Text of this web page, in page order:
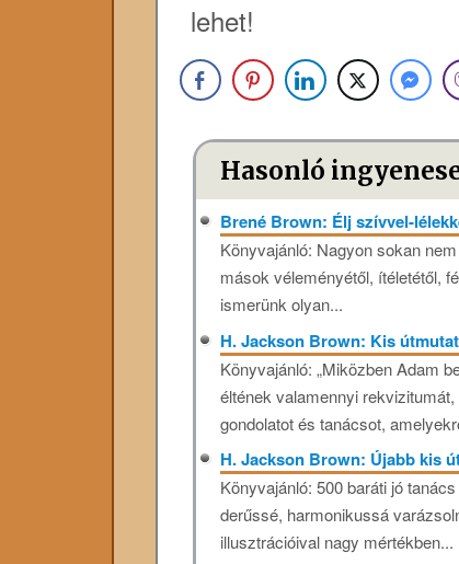
lehet!
Hasonló
Brené Brown: Élj szívvel-
Könyvajánló: Nagyon sokan
mások véleményétől, ítéletétől,
ismerünk olyan...
H. Jackson Brown: Kis
Könyvajánló: „Miközben Adam
éltének valamennyi
gondolatot és tanácsot,
H. Jackson Brown: Újabb kis
Könyvajánló: 500 baráti jó
derűssé, harmonikussá
illusztrációival nagy mértékben...